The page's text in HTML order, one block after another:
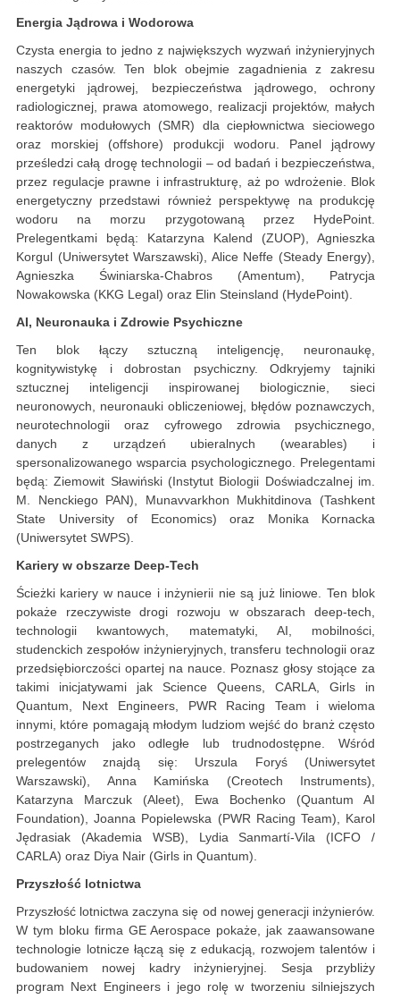
Energia Jądrowa i Wodorowa
Czysta energia to jedno z największych wyzwań inżynieryjnych
naszych czasów. Ten blok obejmie zagadnienia z zakresu
energetyki jądrowej, bezpieczeństwa jądrowego, ochrony
radiologicznej, prawa atomowego, realizacji projektów, małych
reaktorów modułowych (SMR) dla ciepłownictwa sieciowego
oraz morskiej (offshore) produkcji wodoru. Panel jądrowy
prześledzi całą drogę technologii – od badań i bezpieczeństwa,
przez regulacje prawne i infrastrukturę, aż po wdrożenie. Blok
energetyczny przedstawi również perspektywę na produkcję
wodoru na morzu przygotowaną przez HydePoint.
Prelegentkami będą: Katarzyna Kalend (ZUOP), Agnieszka
Korgul (Uniwersytet Warszawski), Alice Neffe (Steady Energy),
Agnieszka Świniarska-Chabros (Amentum), Patrycja
Nowakowska (KKG Legal) oraz Elin Steinsland (HydePoint).
AI, Neuronauka i Zdrowie Psychiczne
Ten blok łączy sztuczną inteligencję, neuronaukę,
kognitywistykę i dobrostan psychiczny. Odkryjemy tajniki
sztucznej inteligencji inspirowanej biologicznie, sieci
neuronowych, neuronauki obliczeniowej, błędów poznawczych,
neurotechnologii oraz cyfrowego zdrowia psychicznego,
danych z urządzeń ubieralnych (wearables) i
spersonalizowanego wsparcia psychologicznego. Prelegentami
będą: Ziemowit Sławiński (Instytut Biologii Doświadczalnej im.
M. Nenckiego PAN), Munavvarkhon Mukhitdinova (Tashkent
State University of Economics) oraz Monika Kornacka
(Uniwersytet SWPS).
Kariery w obszarze Deep-Tech
Ścieżki kariery w nauce i inżynierii nie są już liniowe. Ten blok
pokaże rzeczywiste drogi rozwoju w obszarach deep-tech,
technologii kwantowych, matematyki, AI, mobilności,
studenckich zespołów inżynieryjnych, transferu technologii oraz
przedsiębiorczości opartej na nauce. Poznasz głosy stojące za
takimi inicjatywami jak Science Queens, CARLA, Girls in
Quantum, Next Engineers, PWR Racing Team i wieloma
innymi, które pomagają młodym ludziom wejść do branż często
postrzeganych jako odległe lub trudnodostępne. Wśród
prelegentów znajdą się: Urszula Foryś (Uniwersytet
Warszawski), Anna Kamińska (Creotech Instruments),
Katarzyna Marczuk (Aleet), Ewa Bochenko (Quantum AI
Foundation), Joanna Popielewska (PWR Racing Team), Karol
Jędrasiak (Akademia WSB), Lydia Sanmartí-Vila (ICFO /
CARLA) oraz Diya Nair (Girls in Quantum).
Przyszłość lotnictwa
Przyszłość lotnictwa zaczyna się od nowej generacji inżynierów.
W tym bloku firma GE Aerospace pokaże, jak zaawansowane
technologie lotnicze łączą się z edukacją, rozwojem talentów i
budowaniem nowej kadry inżynieryjnej. Sesja przybliży
program Next Engineers i jego rolę w tworzeniu silniejszych